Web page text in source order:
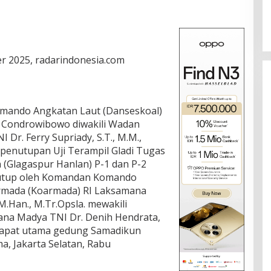
2025, radarindonesia.com
Angkatan Laut (Danseskoal)
diwakili Wadan
Dr. Ferry Supriady, S.T., M.M.,
Uji Terampil Gladi Tugas
Hanlan) P-1 dan P-2
oleh Komandan Komando
(Koarmada) RI Laksamana
M.Tr.Opsla. mewakili
Madya TNI Dr. Denih Hendrata,
utama gedung Samadikun
Jakarta Selatan, Rabu